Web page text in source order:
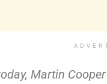
Martin